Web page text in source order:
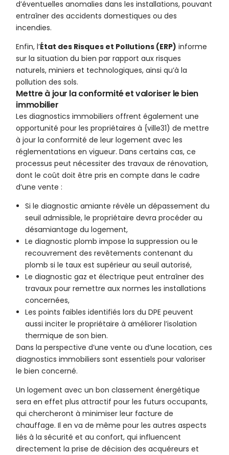
d’éventuelles anomalies dans les installations, pouvant
entraîner des accidents domestiques ou des
incendies.
Enfin, l’État des Risques et Pollutions (ERP) informe
sur la situation du bien par rapport aux risques
naturels, miniers et technologiques, ainsi qu’à la
pollution des sols.
Mettre à jour la conformité et valoriser le bien
immobilier
Les diagnostics immobiliers offrent également une
opportunité pour les propriétaires à {ville31) de mettre
à jour la conformité de leur logement avec les
réglementations en vigueur. Dans certains cas, ce
processus peut nécessiter des travaux de rénovation,
dont le coût doit être pris en compte dans le cadre
d’une vente :
Si le diagnostic amiante révèle un dépassement du
seuil admissible, le propriétaire devra procéder au
désamiantage du logement,
Le diagnostic plomb impose la suppression ou le
recouvrement des revêtements contenant du
plomb si le taux est supérieur au seuil autorisé,
Le diagnostic gaz et électrique peut entraîner des
travaux pour remettre aux normes les installations
concernées,
Les points faibles identifiés lors du DPE peuvent
aussi inciter le propriétaire à améliorer l’isolation
thermique de son bien.
Dans la perspective d’une vente ou d’une location, ces
diagnostics immobiliers sont essentiels pour valoriser
le bien concerné.
Un logement avec un bon classement énergétique
sera en effet plus attractif pour les futurs occupants,
qui chercheront à minimiser leur facture de
chauffage. Il en va de même pour les autres aspects
liés à la sécurité et au confort, qui influencent
directement la prise de décision des acquéreurs et